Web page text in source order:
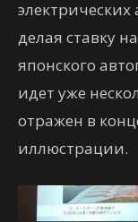
делая ставку
японского
идет уже
отражен в
иллюстрации.